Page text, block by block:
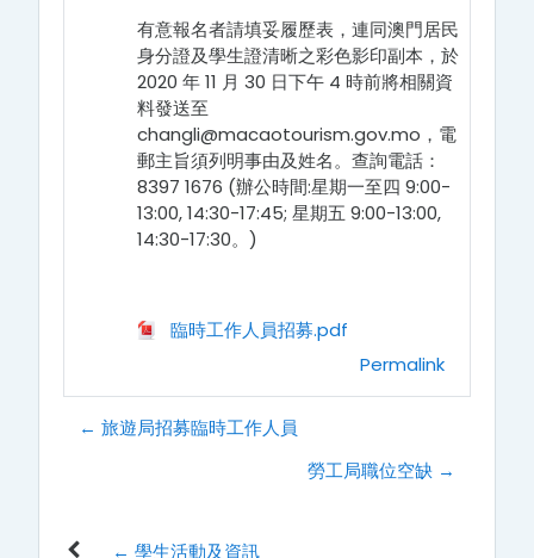
有意報名者請填妥履歷表，連同澳門居民
身分證及學生證清晰之彩色影印副本，於
2020 年 11 月 30 日下午 4 時前將相關資
料發送至
changli@macaotourism.gov.mo，電
郵主旨須列明事由及姓名。查詢電話 ：
8397 1676 (辦公時間:星期一至四 9:00-
13:00, 14:30-17:45; 星期五 9:00-13:00,
14:30-17:30。)
臨時工作人員招募.pdf
Permalink
← 旅遊局招募臨時工作人員
勞工局職位空缺 →
← 學生活動及資訊